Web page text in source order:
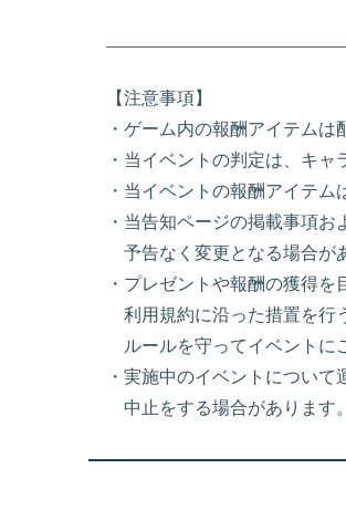
【注意事項】
・ゲーム内の報酬アイテム
・当イベントの判定は、キャ
・当イベントの報酬アイテ
・当告知ページの掲載事項
予告なく変更となる場合が
・プレゼントや報酬の獲得
利用規約に沿った措置を行
ルールを守ってイベントに
・実施中のイベントについて
中止をする場合があります。